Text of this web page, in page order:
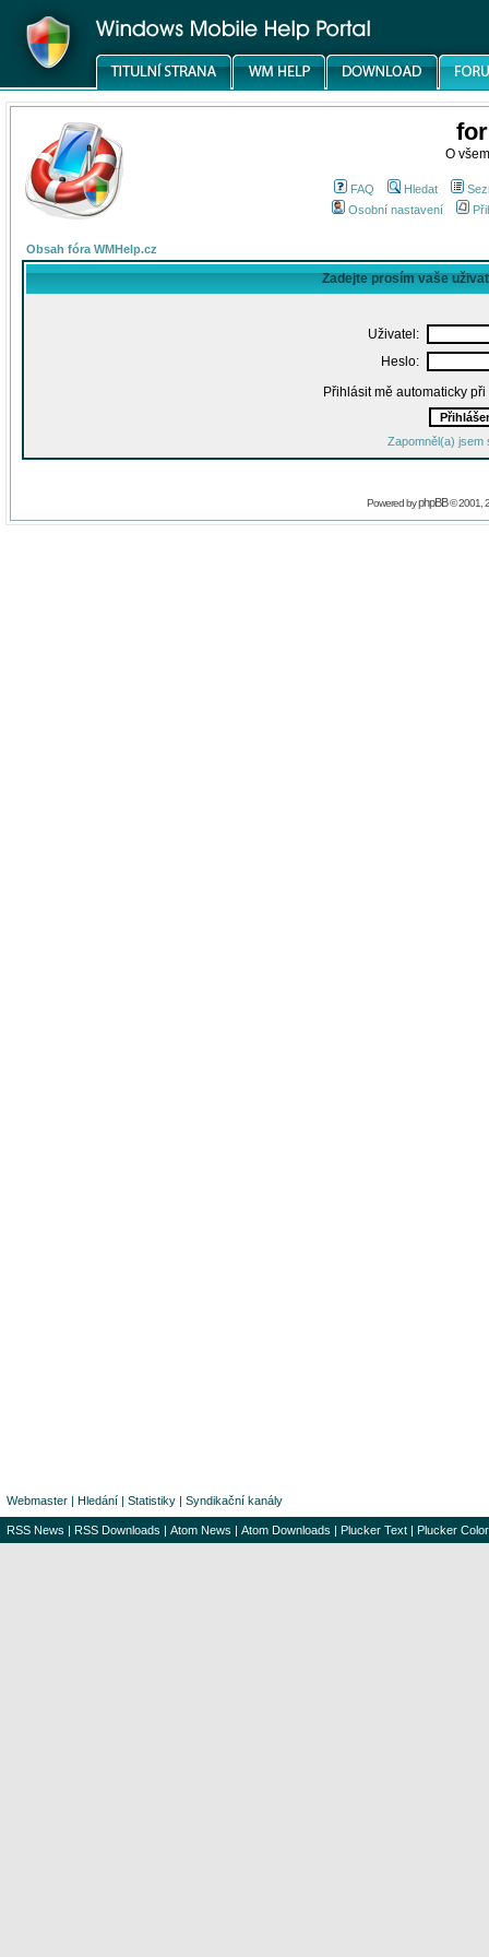
O
FAQ Hledat
Osobní nastavení
Obsah fóra WMHelp.cz
Zadejte prosím vaše
Uživatel:
Heslo:
Přihlásit mě automaticky
Zapomněl(a) jsem
Powered byphpBB© 2001,
Webmaster | Hledání | Statistiky | Syndikační kanály
RSS News | RSS Downloads | Atom News | Atom Downloads | Plucker Text | Plucker Color